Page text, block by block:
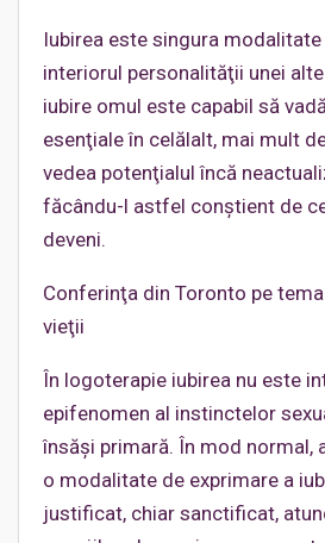
Iubirea este singura
interiorul personalităţii unei
iubire omul este capabil să
esenţiale în celălalt, mai mult
vedea potenţialul încă
făcându-l astfel conştient de
deveni.
Conferinţa din Toronto pe
vieţii
În logoterapie iubirea nu este
epifenomen al instinctelor
însăşi primară. În mod normal,
o modalitate de exprimare a
justificat, chiar sanctificat,